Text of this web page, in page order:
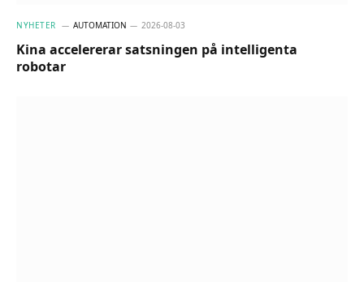
NYHETER AUTOMATION 2026-08-03
Kina accelererar satsningen på intelligenta
robotar